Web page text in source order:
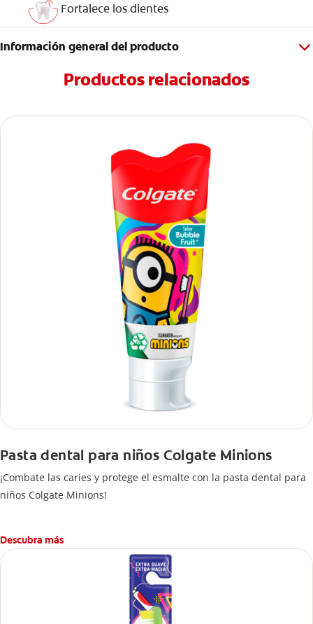
Fortalece los dientes
Información general del producto
Productos relacionados
Pasta dental para niños Colgate Minions
¡Combate las caries y protege el esmalte con la pasta dental para
niños Colgate Minions!
Descubra más